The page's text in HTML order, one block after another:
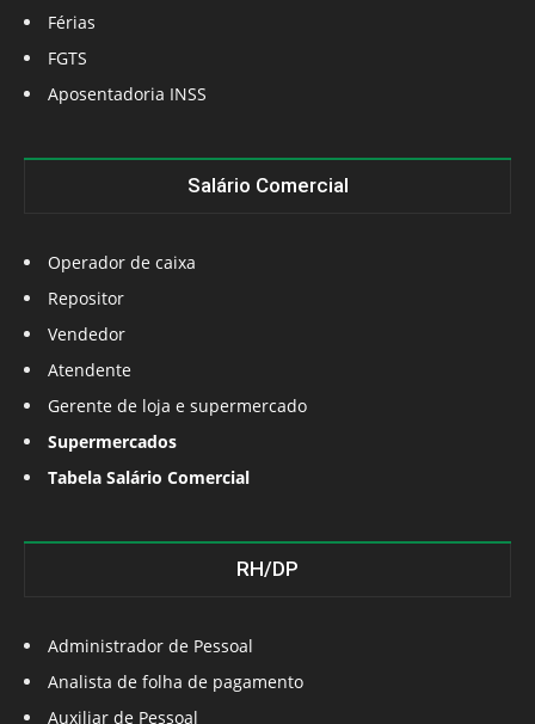
Férias
FGTS
Aposentadoria INSS
Salário Comercial
Operador de caixa
Repositor
Vendedor
Atendente
Gerente de loja e supermercado
Supermercados
Tabela Salário Comercial
RH/DP
Administrador de Pessoal
Analista de folha de pagamento
Auxiliar de Pessoal